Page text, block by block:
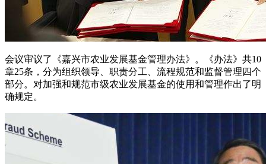
会议审议了《嘉兴市农业发展基金管理办法》。《办法》共10
章25条，分为组织领导、职责分工、流程规范和监督管理四个
部分。对加强和规范市级农业发展基金的使用和管理作出了明
确规定。